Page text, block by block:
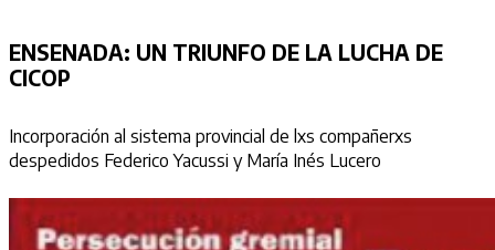
ENSENADA: UN TRIUNFO DE LA LUCHA DE
CICOP
Incorporación al sistema provincial de lxs compañerxs
despedidos Federico Yacussi y María Inés Lucero